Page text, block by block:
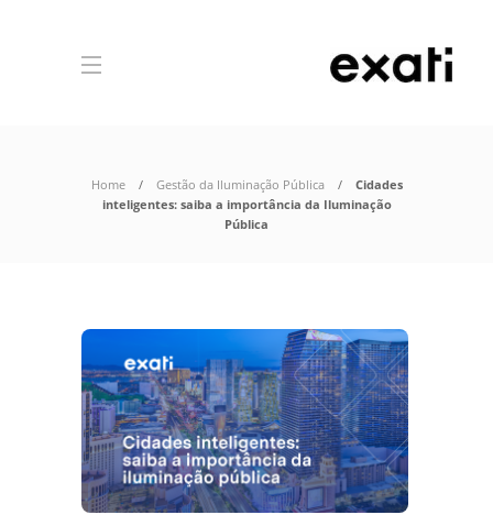
Home Gestão da Iluminação Pública
Cidades
inteligentes: saiba a importância da Iluminação
Pública